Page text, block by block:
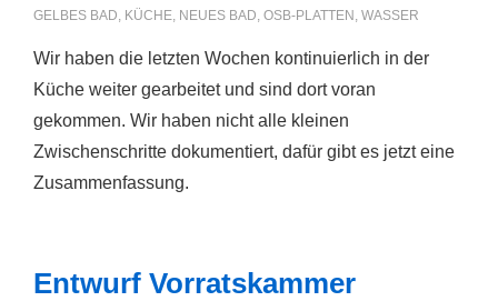
GELBES BAD, KÜCHE, NEUES BAD, OSB-PLATTEN , WASSER
Wir haben die letzten Wochen kontinuierlich in der
Küche weiter gearbeitet und sind dort voran
gekommen. Wir haben nicht alle kleinen
Zwischenschritte dokumentiert, dafür gibt es jetzt eine
Zusammenfassung.
Entwurf Vorratskammer